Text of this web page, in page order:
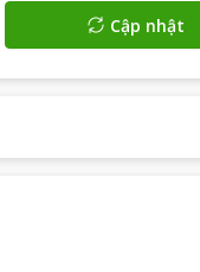
Cập nhật